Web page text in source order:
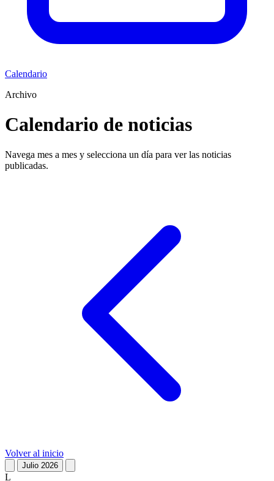
Calendario
Archivo
Calendario de noticias
Navega mes a mes y selecciona un día para ver las noticias
publicadas.
Volver al inicio
Julio 2026
L